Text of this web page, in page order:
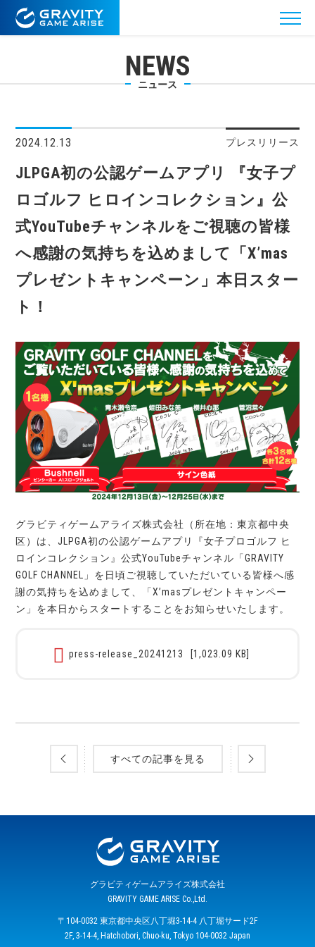
NEWS
ニュース
2024.12.13 プレスリリース
JLPGA初の公認ゲームアプリ 『女子プ
ロゴルフ ヒロインコレクション』公
式YouTubeチャンネルをご視聴の皆様
へ感謝の気持ちを込めまして「X’mas
プレゼントキャンペーン」本日スター
ト！
グラビティゲームアライズ株式会社（所在地：東京都中央
区）は、JLPGA初の公認ゲームアプリ『女子プロゴルフ ヒ
ロインコレクション』公式YouTubeチャンネル「GRAVITY
GOLF CHANNEL」を日頃ご視聴していただいている皆様へ感
謝の気持ちを込めまして、「X’masプレゼントキャンペー
ン」を本日からスタートすることをお知らせいたします。
press-release_20241213 [1,023.09 KB]
すべての記事を見る
グラビティゲームアライズ株式会社
GRAVITY GAME ARISE Co.,Ltd.
〒104-0032 東京都中央区八丁堀3-14-4 八丁堀サード2F
2F, 3-14-4, Hatchobori, Chuo-ku, Tokyo 104-0032 Japan